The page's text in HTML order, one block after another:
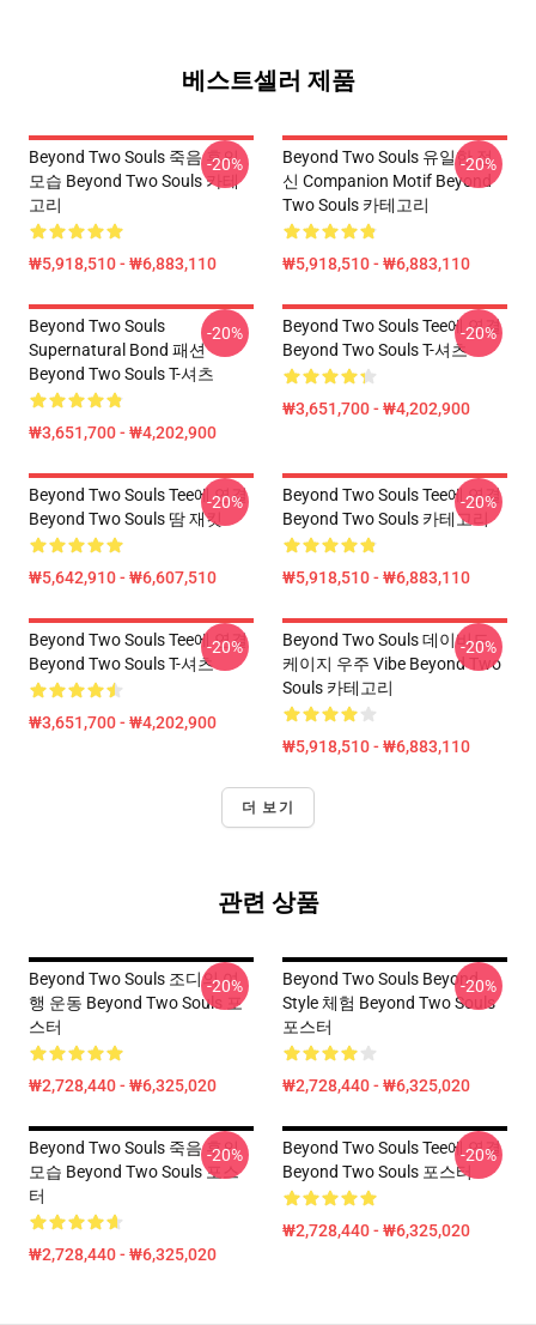
베스트셀러 제품
Beyond Two Souls 죽음 후의
모습 Beyond Two Souls 카테
고리
₩5,918,510 - ₩6,883,110
-20%
Beyond Two Souls 유일한 정
신 Companion Motif Beyond
Two Souls 카테고리
₩5,918,510 - ₩6,883,110
-20%
Beyond Two Souls
Supernatural Bond 패션
Beyond Two Souls T-셔츠
₩3,651,700 - ₩4,202,900
-20%
Beyond Two Souls Tee에 연결
Beyond Two Souls T-셔츠
₩3,651,700 - ₩4,202,900
-20%
Beyond Two Souls Tee에 연결
Beyond Two Souls 땀 재킷
₩5,642,910 - ₩6,607,510
-20%
Beyond Two Souls Tee에 연결
Beyond Two Souls 카테고리
₩5,918,510 - ₩6,883,110
-20%
Beyond Two Souls Tee에 연결
Beyond Two Souls T-셔츠
₩3,651,700 - ₩4,202,900
-20%
Beyond Two Souls 데이비드
케이지 우주 Vibe Beyond Two
Souls 카테고리
₩5,918,510 - ₩6,883,110
-20%
더 보기
관련 상품
Beyond Two Souls 조디의 여
행 운동 Beyond Two Souls 포
스터
₩2,728,440 - ₩6,325,020
-20%
Beyond Two Souls Beyond
Style 체험 Beyond Two Souls
포스터
₩2,728,440 - ₩6,325,020
-20%
Beyond Two Souls 죽음 후의
모습 Beyond Two Souls 포스
터
₩2,728,440 - ₩6,325,020
-20%
Beyond Two Souls Tee에 연결
Beyond Two Souls 포스터
₩2,728,440 - ₩6,325,020
-20%